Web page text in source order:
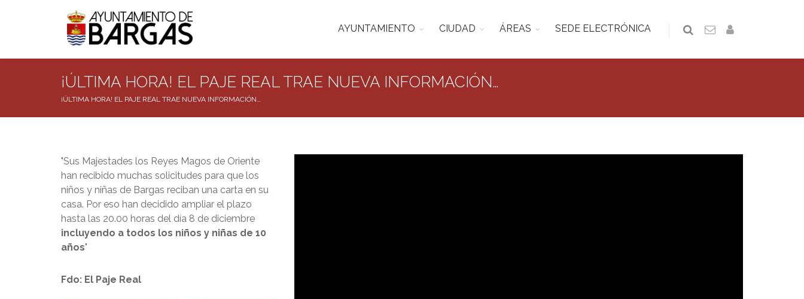
AYUNTAMIENTO CIUDAD ÁREAS SEDE ELECTRÓNICA
¡ÚLTIMA HORA! EL PAJE REAL TRAE NUEVA INFORMACIÓN…
¡ÚLTIMA HORA! EL PAJE REAL TRAE NUEVA INFORMACIÓN…
"Sus Majestades los Reyes Magos de Oriente
han recibido muchas solicitudes para que los
niños y niñas de Bargas reciban una carta en su
casa. Por eso han decidido ampliar el plazo
hasta las 20.00 horas del día 8 de diciembre
incluyendo a todos los niños y niñas de 10
años"
Fdo: El Paje Real